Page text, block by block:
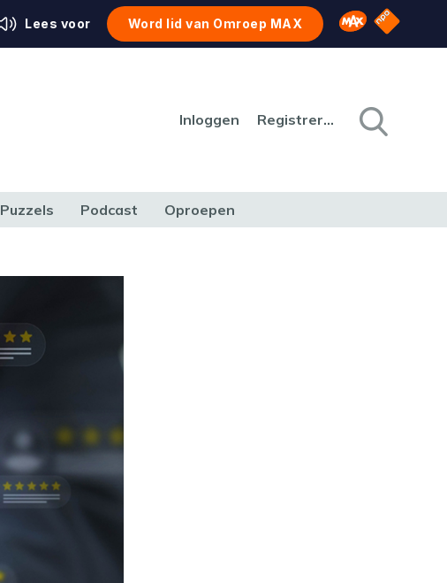
Lees voor Word lid van Omroep MAX Omroep MAX
NPO
Inloggen Registreren
Puzzels Podcast Oproepen